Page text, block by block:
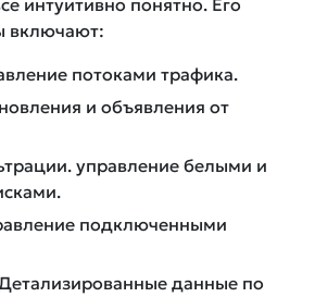
интуитивно понятно. Его
включают:
потоками трафика.
и объявления от
управление белыми и
подключенными
данные по